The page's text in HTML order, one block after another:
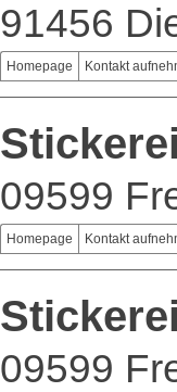
91456
Homepage Kontakt
09599
Homepage Kontakt
09599